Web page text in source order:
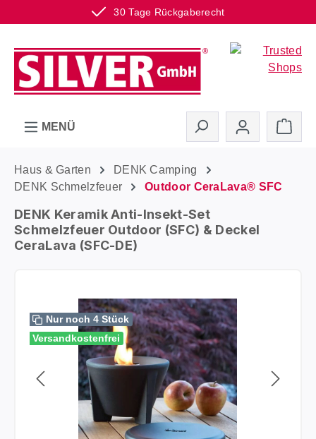
30 Tage Rückgaberecht
Zum Hauptinhalt springen
MENÜ
Haus & Garten
DENK Camping
DENK Schmelzfeuer
Outdoor CeraLava® SFC
DENK Keramik Anti-Insekt-Set
Schmelzfeuer Outdoor (SFC) & Deckel
CeraLava (SFC-DE)
Bildergalerie überspringen
Nur noch 4 Stück
Versandkostenfrei